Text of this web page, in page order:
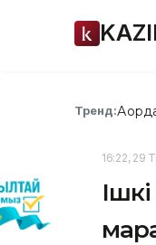
Тренд:
16:22, 29